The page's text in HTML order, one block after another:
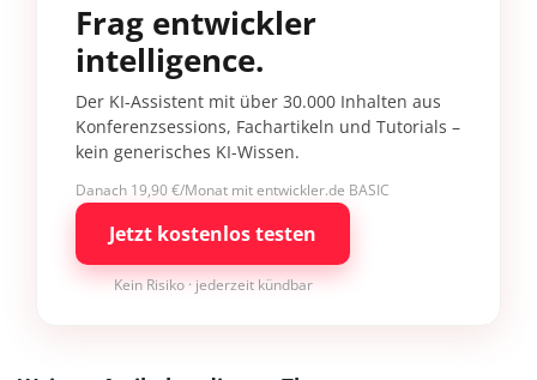
Frag entwickler
intelligence.
Der KI-Assistent mit über 30.000 Inhalten aus
Konferenzsessions, Fachartikeln und Tutorials –
kein generisches KI-Wissen.
Danach 19,90 €/Monat mit entwickler.de BASIC
Jetzt kostenlos testen
Kein Risiko · jederzeit kündbar